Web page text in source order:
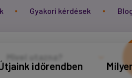
Gyakori kérdések
időrendben